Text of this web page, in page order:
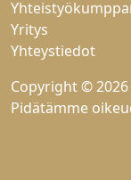
Yritys
Yhteystiedot
Copyright ©
Pidätämme